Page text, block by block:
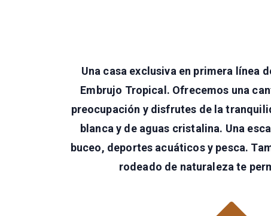
Una casa exclusiva en primera línea
Embrujo Tropical. Ofrecemos una
preocupación y disfrutes de la
blanca y de aguas cristalina. Una
buceo, deportes acuáticos y pesca.
rodeado de naturaleza te